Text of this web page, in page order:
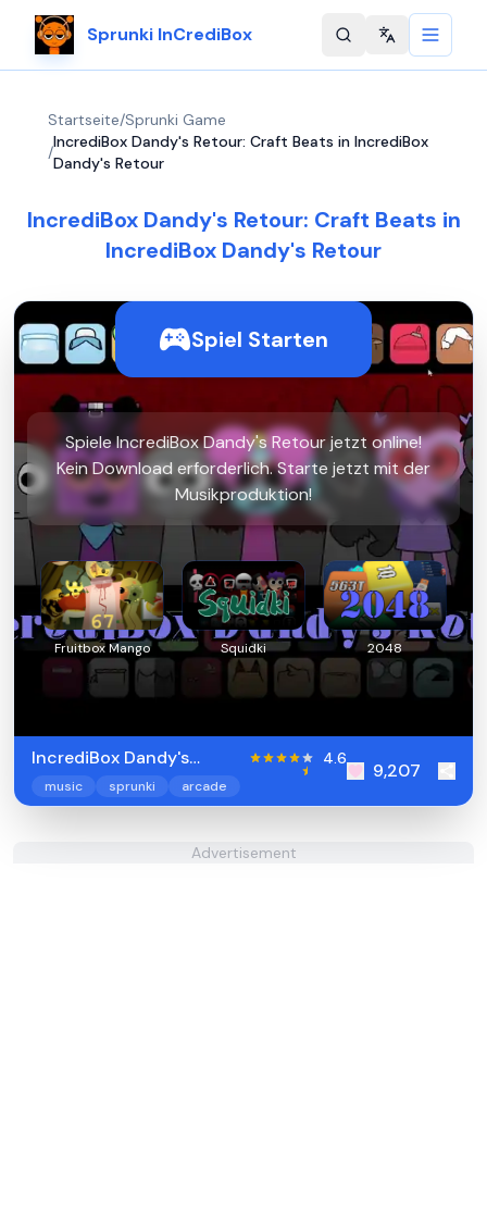
Sprunki InCrediBox Change
Startseite/Sprunki Game
/
IncrediBox Dandy's Retour: Craft Beats in IncrediBox
Dandy's Retour
IncrediBox Dandy's Retour: Craft Beats in
IncrediBox Dandy's Retour
Spiel Starten
Spiele IncrediBox Dandy's Retour jetzt online!
Kein Download erforderlich. Starte jetzt mit der
Musikproduktion!
Fruitbox Mango Squidki 2048
IncrediBox Dandy's
Retour
4.6
music sprunki arcade
9,207
Advertisement